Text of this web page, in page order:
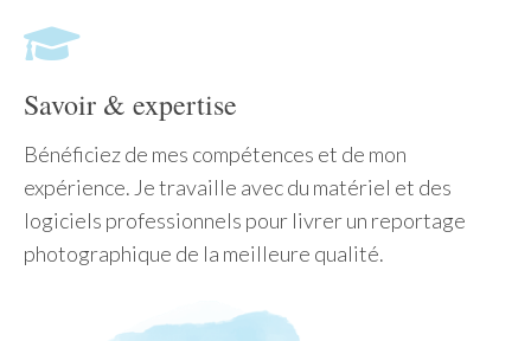
Savoir & expertise
Bénéficiez de mes compétences et de mon
expérience. Je travaille avec du matériel et des
logiciels professionnels pour livrer un reportage
photographique de la meilleure qualité.